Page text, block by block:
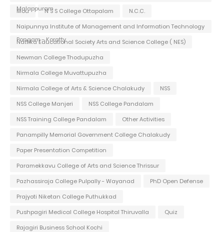
Malappuram
Mou N S S College Ottapalam
N.C.C.
Naipunnya Institute of Management and Information Technology
Pongam - Koratty
Nattika Educational Society Arts and Science College ( NES)
Newman College Thodupuzha
Nirmala College Muvattupuzha
Nirmala College of Arts & Science Chalakudy
NSS
NSS College Manjeri
NSS College Pandalam
NSS Training College Pandalam
Other Activities
Panampilly Memorial Government College Chalakudy
Paper Presentation Competition
Paramekkavu College of Arts and Science Thrissur
Pazhassiraja College Pulpally - Wayanad
PhD Open Defense
Prajyoti Niketan College Puthukkad
Pushpagiri Medical College Hospital Thiruvalla
Quiz
Rajagiri Business School Kochi